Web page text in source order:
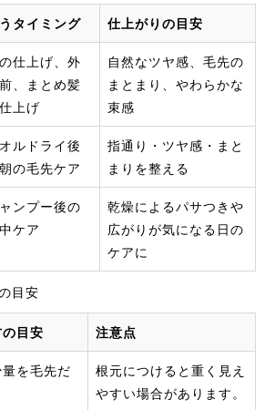
タイミング 仕上がりの目安
仕上げ、外
、まとめ髪
上げ
自然なツヤ感、毛先の
まとまり、やわらかな
束感
ルドライ後
の毛先ケア
指通り・ツヤ感・まと
まりを整える
ンプー後の
ケア
乾燥によるパサつきや
広がりが気になる日の
ケアに
目安
目安 注意点
量を毛先だ
根元につけると重く見え
やすい場合があります。